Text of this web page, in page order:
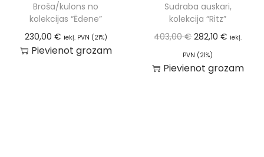
Broša/kulons no
kolekcijas “Ēdene”
230,00 € iekļ. PVN (21%)
Pievienot grozam
Sudraba auskari,
kolekcija “Ritz”
403,00€ 282,10€ iekļ.
PVN (21%)
Pievienot grozam